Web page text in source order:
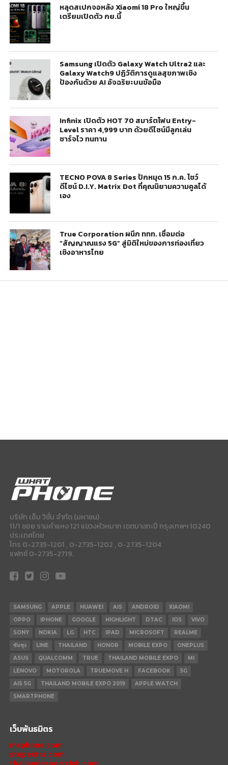
หลุดสเปกจอหลัง Xiaomi 18 Pro ใหญ่ขึ้น
เตรียมเปิดตัว กย.นี้
Samsung เปิดตัว Galaxy Watch Ultra2 และ
Galaxy Watch9 ปฏิวัติการดูแลสุขภาพเชิง
ป้องกันด้วย AI อัจฉริยะบนข้อมือ
Infinix เปิดตัว HOT 70 สมาร์ตโฟน Entry-
Level ราคา 4,999 บาท ด้วยดีไซน์มีลูกเล่น
ชาร์จไว ทนทาน
TECNO POVA 8 Series ปักหมุด 15 ก.ค. โชว์
ดีไซน์ D.I.Y. Matrix Dot ที่คุณนิยามความคูลได้
เอง
True Corporation ผนึก ททท. เชื่อมต่อ
“สัญญาณแรง 5G” สู่มิติใหม่ของการท่องเที่ยว
เชิงอาหารไทย
บริษัท เอ็ม วิชั่น จำกัด (มหาชน)
11/1 ซอย รามคำแหง 121 แขวงหัวหมาก เขตบางกะปี กรุงเทพฯ 10240
ประเทศไทย
โทร 0-2735-1201 , 0-2735-1202 , 0-2735-1204
แฟกซ์ 0-2735-2719.
SAMSUNG APPLE HUAWEI AIS ANDROID
XIAOMI
OPPO
IPHONE GOOGLE HIGHLIGHT DTAC IOS
VIVO
SONY
NOKIA LG HTC IPAD MICROSOFT
REALME
ซัมซุง
LINE THAILAND HONOR MOBILE EXPO
ONEPLUS
ASUS
QUALCOMM TRUE THAILAND MOBILE EXPO
MI
LENOVO
MOTOROLA TRUEMOVE H FACEBOOK
5G
AIS 5G
THAILAND MOBILE EXPO 2019
APPLE WATCH
SMARTPHONE
เว็บพันธมิตร
mxphone.com
stepextra.com